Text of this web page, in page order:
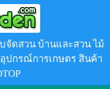
จัดสวน บ้านและสวน ไม้
ปกรณ์การเกษตร สินค้า